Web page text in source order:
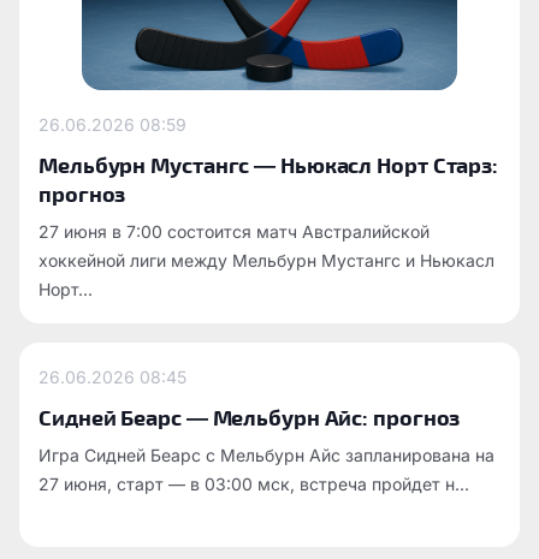
26.06.2026 08:59
Мельбурн Мустангс — Ньюкасл Норт Старз:
прогноз
27 июня в 7:00 состоится матч Австралийской
хоккейной лиги между Мельбурн Мустангс и Ньюкасл
Норт...
26.06.2026 08:45
Сидней Беарс — Мельбурн Айс: прогноз
Игра Сидней Беарс с Мельбурн Айс запланирована на
27 июня, старт — в 03:00 мск, встреча пройдет н...